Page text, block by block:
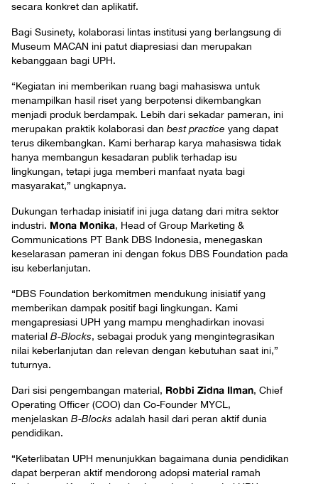
secara konkret dan aplikatif.
Bagi Susinety, kolaborasi lintas institusi yang berlangsung di
Museum MACAN ini patut diapresiasi dan merupakan
kebanggaan bagi UPH.
“Kegiatan ini memberikan ruang bagi mahasiswa untuk
menampilkan hasil riset yang berpotensi dikembangkan
menjadi produk berdampak. Lebih dari sekadar pameran, ini
merupakan praktik kolaborasi dan best practice yang dapat
terus dikembangkan. Kami berharap karya mahasiswa tidak
hanya membangun kesadaran publik terhadap isu
lingkungan, tetapi juga memberi manfaat nyata bagi
masyarakat,” ungkapnya.
Dukungan terhadap inisiatif ini juga datang dari mitra sektor
industri. Mona Monika, Head of Group Marketing &
Communications PT Bank DBS Indonesia, menegaskan
keselarasan pameran ini dengan fokus DBS Foundation pada
isu keberlanjutan.
“DBS Foundation berkomitmen mendukung inisiatif yang
memberikan dampak positif bagi lingkungan. Kami
mengapresiasi UPH yang mampu menghadirkan inovasi
material B-Blocks, sebagai produk yang mengintegrasikan
nilai keberlanjutan dan relevan dengan kebutuhan saat ini,”
tuturnya.
Dari sisi pengembangan material, Robbi Zidna Ilman, Chief
Operating Officer (COO) dan Co-Founder MYCL,
menjelaskan B-Blocks adalah hasil dari peran aktif dunia
pendidikan.
“Keterlibatan UPH menunjukkan bagaimana dunia pendidikan
dapat berperan aktif mendorong adopsi material ramah